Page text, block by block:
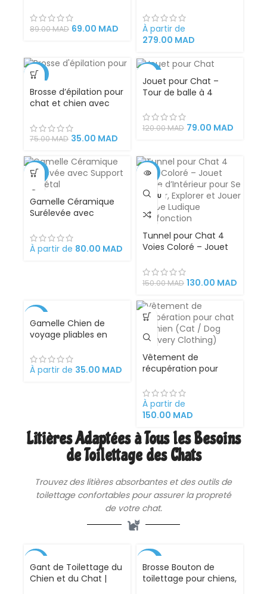
croquettes
89.00MAD 69.00 MAD
taille
À partir de
279.00 MAD
-53%
Brosse d’épilation pour
chat et chien avec
75.00MAD 35.00 MAD
VENDU
Jouet pour Chat –
Tour de balle à 4
à 360
120.00MAD 79.00 MAD
-36%
Gamelle Céramique
Surélevée avec
À partir de 80.00 MAD
-13%
VENDU
Tunnel pour Chat 4
Voies Coloré – Jouet
Se Cacher, Explorer et
Jouer – Tube Ludique
150.00MAD 130.00 MAD
Gamelle Chien de
voyage pliables en
domestique
À partir de 35.00 MAD
Vêtement de
récupération pour
À partir de
150.00 MAD
Litières Adaptées à Tous les Besoins
de Toilettage des Chats
Trouvez des litièresabsorbantes et des outils de
toilettage confortables pour assurer la propreté
de votre chat.
Gant de Toilettage du
Chien et du Chat |
Brosse Bouton de
toilettage pour chiens,